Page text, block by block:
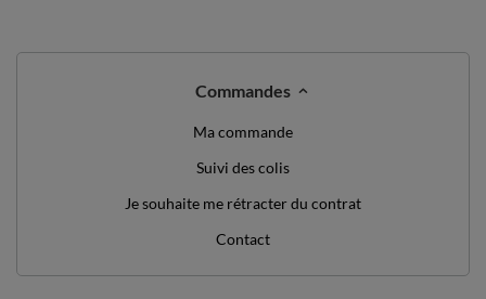
Commandes
Ma commande
Suivi des colis
Je souhaite me rétracter du contrat
Contact